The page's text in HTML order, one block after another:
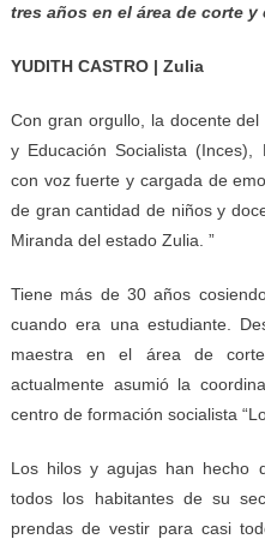
tres años en el área de corte y
YUDITH CASTRO | Zulia
Con gran orgullo, la docente
y Educación Socialista
con voz fuerte y cargada de
de gran cantidad de niños y
Miranda del estado Zulia. ”
Tiene más de 30 años
cuando era una estudiante.
maestra en el área de
actualmente asumió la
centro de formación socialista
Los hilos y agujas han hecho
todos los habitantes de su
prendas de vestir para casi